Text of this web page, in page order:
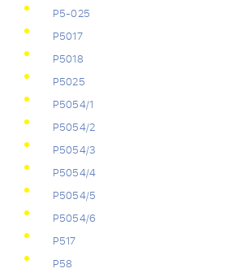
Р5-025
Р5017
Р5018
Р5025
Р5054/1
Р5054/2
Р5054/3
Р5054/4
Р5054/5
Р5054/6
Р517
Р58